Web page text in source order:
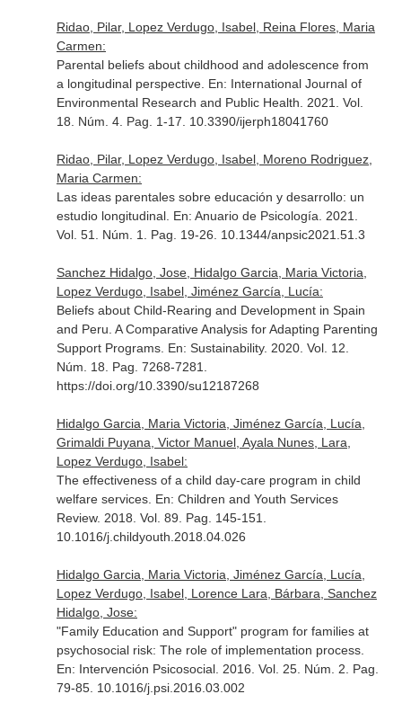
Ridao, Pilar, Lopez Verdugo, Isabel, Reina Flores, Maria
Carmen:
Parental beliefs about childhood and adolescence from
a longitudinal perspective. En: International Journal of
Environmental Research and Public Health . 2021. Vol.
18. Núm. 4. Pag. 1-17. 10.3390/ijerph18041760
Ridao, Pilar, Lopez Verdugo, Isabel, Moreno Rodriguez,
Maria Carmen:
Las ideas parentales sobre educación y desarrollo: un
estudio longitudinal. En: Anuario de Psicología . 2021.
Vol. 51. Núm. 1. Pag. 19-26. 10.1344/anpsic2021.51.3
Sanchez Hidalgo, Jose, Hidalgo Garcia, Maria Victoria,
Lopez Verdugo, Isabel, Jiménez García, Lucía:
Beliefs about Child-Rearing and Development in Spain
and Peru. A Comparative Analysis for Adapting Parenting
Support Programs. En: Sustainability. 2020. Vol. 12.
Núm. 18. Pag. 7268-7281.
https://doi.org/10.3390/su12187268
Hidalgo Garcia, Maria Victoria, Jiménez García, Lucía,
Grimaldi Puyana, Victor Manuel, Ayala Nunes, Lara,
Lopez Verdugo, Isabel:
The effectiveness of a child day-care program in child
welfare services. En: Children and Youth Services
Review. 2018. Vol. 89. Pag. 145-151.
10.1016/j.childyouth.2018.04.026
Hidalgo Garcia, Maria Victoria, Jiménez García, Lucía,
Lopez Verdugo, Isabel, Lorence Lara, Bárbara, Sanchez
Hidalgo, Jose:
"Family Education and Support" program for families at
psychosocial risk: The role of implementation process.
En: Intervención Psicosocial. 2016. Vol. 25. Núm. 2. Pag.
79-85. 10.1016/j.psi.2016.03.002